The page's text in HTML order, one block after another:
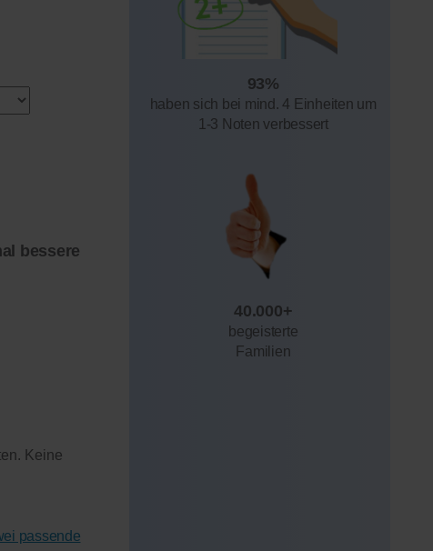
93%
haben sich bei mind. 4 Einheiten um
1-3 Noten verbessert
40.000+
begeisterte
Familien
bessere
Keine
passende